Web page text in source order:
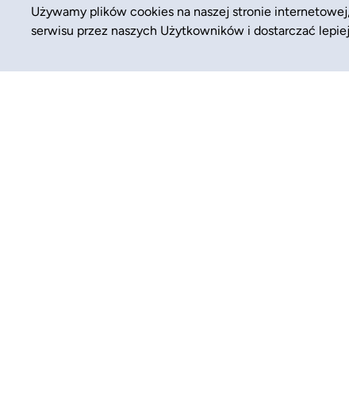
Używamy plików cookies na naszej stronie
serwisu przez naszych Użytkowników i dostarczać